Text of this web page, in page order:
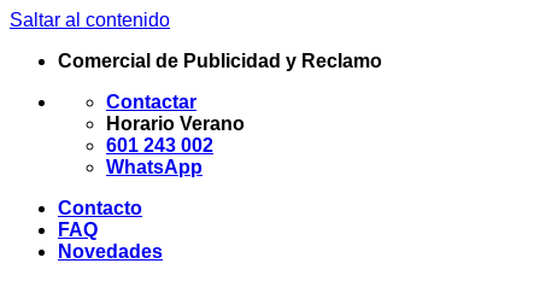
Saltar al contenido
Comercial de Publicidad y Reclamo
Contactar
Horario Verano
601 243 002
WhatsApp
Contacto
FAQ
Novedades